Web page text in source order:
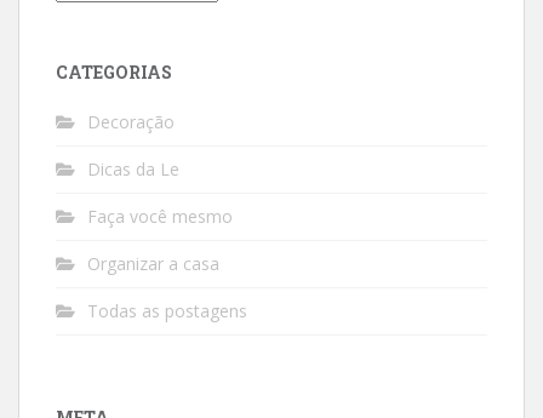
CATEGORIAS
Decoração
Dicas da Le
Faça você mesmo
Organizar a casa
Todas as postagens